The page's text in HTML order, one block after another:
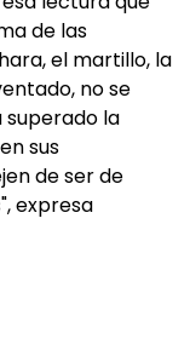
de las
el martillo, la
no se
superado la
sus
de ser de
expresa